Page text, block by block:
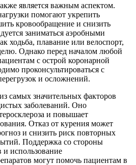
является важным аспектом.
помогают укрепить
кровообращение и снизить
заниматься аэробными
ходьба, плавание или велоспорт,
Однако перед началом любой
с острой коронарной
проконсультироваться с
и осложнений.
самых значительных факторов
заболеваний. Оно
и повышает
Отказ от курения может
и снизить риск повторных
Поддержка со стороны
использование
могут помочь пациентам в